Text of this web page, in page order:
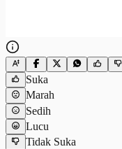
Suka
Marah
Sedih
Lucu
Tidak Suka